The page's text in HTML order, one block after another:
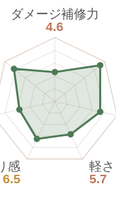
ダメージ補修力
4.6
軽さ
5.7
感
6.5